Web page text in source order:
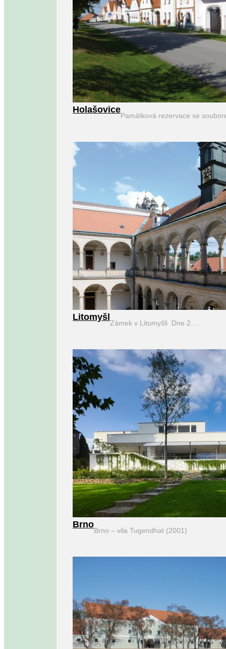
Holašovice
Památková rezervace se
Litomyšl
Zámek v Litomyšli Dne 2.…
Brno
Brno – vila Tugendhat (2001)